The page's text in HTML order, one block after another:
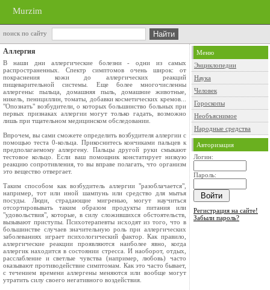
Murzim
поиск по сайту
Аллергия
В наши дни аллергические болезни - одни из самых
распространенных. Спектр симптомов очень широк: от
покраснения кожи до аллергических реакций
пищеварительной системы. Еще более многочисленны
аллергены: пыльца, домашняя пыль, домашние животные,
никель, пенициллин, томаты, добавки косметических кремов...
"Опознать" возбудители, о которых большинство больных при
первых признаках аллергии могут только гадать, возможно
лишь при тщательном медицинском обследовании.
Впрочем, вы сами сможете определить возбудителя аллергии с
помощью теста 0-кольца. Прикоснитесь кончиками пальцев к
предполагаемому аллергену. Пальцы другой руки смыкают
тестовое кольцо. Если ваш помощник констатирует низкую
реакцию сопротивления, то вы вправе полагать, что организм
это вещество отвергает.
Таким способом как возбудитель аллергии "разоблачается",
например, тот или иной шампунь или средство для мытья
посуды. Люди, страдающие мигренью, могут научиться
отсортировывать таким образом продукты питания или
"удовольствия", которые, в силу сложившихся обстоятельств,
вызывают приступы. Психотерапевты исходят из того, что в
большинстве случаев значительную роль при аллергических
заболеваниях играет психологический фактор. Как правило,
аллергические реакции проявляются наиболее явно, когда
аллергик находится в состоянии стресса. И наоборот, отдых,
расслабление и светлые чувства (например, любовь) часто
оказывают противодействие симптомам. Как это часто бывает,
с течением времени аллергены меняются или вообще могут
утратить силу своего негативного воздействия.
Меню
Энциклопедии
Наука
Человек
Гороскопы
Необъяснимое
Народные средства
Авторизация
Логин:
Пароль:
Регистрация на сайте!
Забыли пароль?